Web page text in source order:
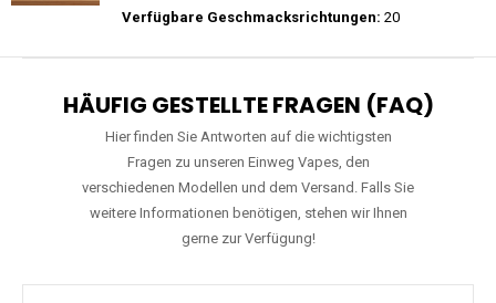
Verfügbare Geschmacksrichtungen: 20
HÄUFIG GESTELLTE FRAGEN (FAQ)
Hier finden Sie Antworten auf die wichtigsten
Fragen zu unseren Einweg Vapes, den
verschiedenen Modellen und dem Versand. Falls Sie
weitere Informationen benötigen, stehen wir Ihnen
gerne zur Verfügung!